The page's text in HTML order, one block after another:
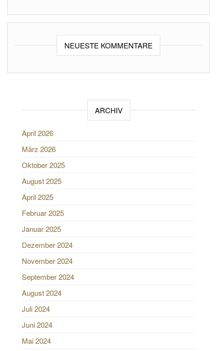
NEUESTE KOMMENTARE
ARCHIV
April 2026
März 2026
Oktober 2025
August 2025
April 2025
Februar 2025
Januar 2025
Dezember 2024
November 2024
September 2024
August 2024
Juli 2024
Juni 2024
Mai 2024